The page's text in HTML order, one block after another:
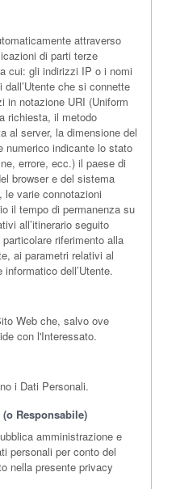
attraverso
di parti terze
cui: gli indirizzi IP o i nomi
che si connette
in notazione URI (Uniform
richiesta, il metodo
al server, la dimensione del
numerico indicante lo stato
errore, ecc.) il paese di
browser e del sistema
varie connotazioni
il tempo di permanenza su
all’itinerario seguito
particolare riferimento alla
ai parametri relativi al
dell’Utente.
Web che, salvo ove
con l'Interessato.
i Dati Personali.
Responsabile)
amministrazione e
personali per conto del
nella presente privacy